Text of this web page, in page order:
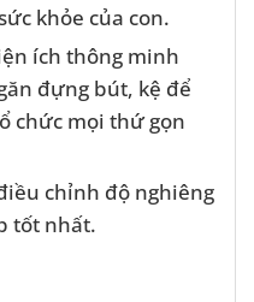
khỏe của con.
ích thông minh
đựng bút, kệ để
chức mọi thứ gọn
chỉnh độ nghiêng
tốt nhất.